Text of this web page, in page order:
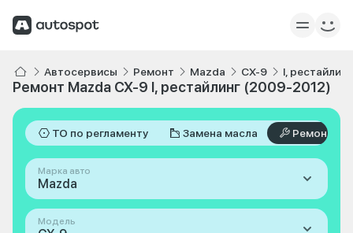
Автосервисы Ремонт Mazda CX-9 I,
Ремонт Mazda CX-9 I, рестайлинг (2009-2012)
ТО по регламенту Замена масла Ремонт
Марка авто
Mazda
Модель